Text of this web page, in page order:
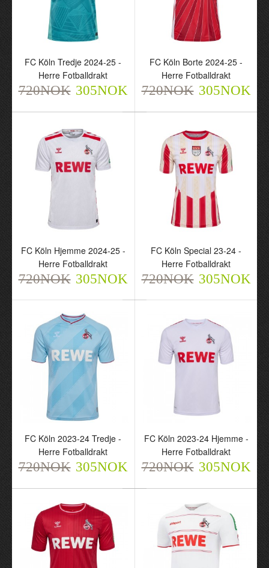
FC Köln Tredje 2024-25 -
Herre Fotballdrakt
720NOK 305NOK
FC Köln Borte 2024-25 -
Herre Fotballdrakt
720NOK 305NOK
FC Köln Hjemme 2024-
25 - Herre Fotballdrakt
720NOK
FC Köln Special 23-24 -
Herre Fotballdrakt
720NOK 305NOK
FC Köln 2023-24 Tredje -
720NOK
FC Köln 2023-24
Fotballdrakt
720NOK 305NOK
FC Köln Tredje 2024-25 -
Herre Fotballdrakt
720NOK 305NOK
FC Köln Borte 2024-25 -
Herre Fotballdrakt
720NOK 305NOK
FC Köln Hjemme 2024-25 -
Herre Fotballdrakt
720NOK 305NOK
FC Köln Special 23-24 -
Herre Fotballdrakt
720NOK 305NOK
FC Köln 2023-24 Tredje -
Herre Fotballdrakt
720NOK 305NOK
FC Köln 2023-24 Hjemme -
Herre Fotballdrakt
720NOK 305NOK